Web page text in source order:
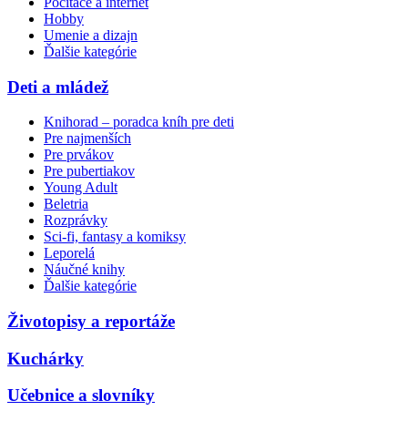
Hobby
Umenie a dizajn
Ďalšie kategórie
Deti a mládež
Knihorad – poradca kníh pre deti
Pre najmenších
Pre prvákov
Pre pubertiakov
Young Adult
Beletria
Rozprávky
Sci-fi, fantasy a komiksy
Leporelá
Náučné knihy
Ďalšie kategórie
Životopisy a reportáže
Kuchárky
Učebnice a slovníky